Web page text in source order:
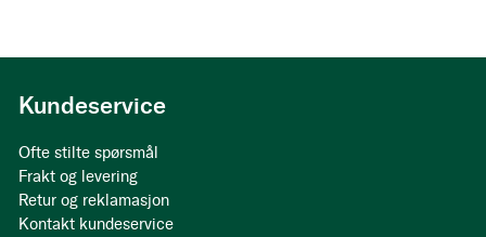
Kundeservice
Ofte stilte spørsmål
Frakt og levering
Retur og reklamasjon
Kontakt kundeservice